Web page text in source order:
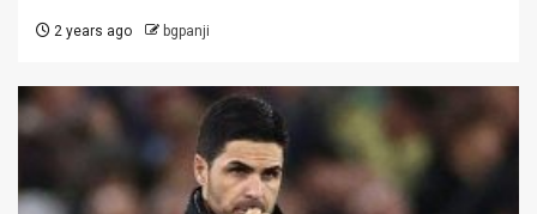
2 years ago bgpanji